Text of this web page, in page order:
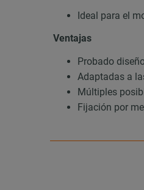
Ideal para el
Ventajas
Probado
Adaptadas a
Múltiples
Fijación por